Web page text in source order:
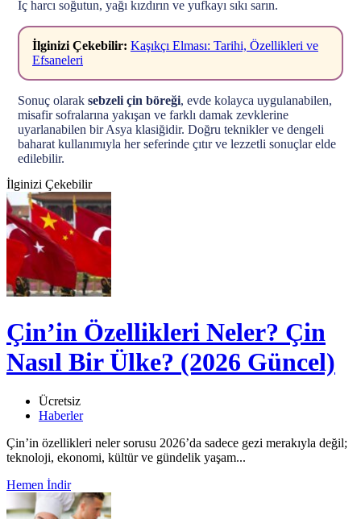
İç harcı soğutun, yağı kızdırın ve yufkayı sıkı sarın.
İlginizi Çekebilir: Kaşıkçı Elması: Tarihi, Özellikleri ve
Efsaneleri
Sonuç olarak sebzeli çin böreği, evde kolayca uygulanabilen,
misafir sofralarına yakışan ve farklı damak zevklerine
uyarlanabilen bir Asya klasiğidir. Doğru teknikler ve dengeli
baharat kullanımıyla her seferinde çıtır ve lezzetli sonuçlar elde
edilebilir.
İlginizi Çekebilir
Çin’in Özellikleri Neler? Çin
Nasıl Bir Ülke? (2026 Güncel)
Ücretsiz
Haberler
Çin’in özellikleri neler sorusu 2026’da sadece gezi merakıyla değil;
teknoloji, ekonomi, kültür ve gündelik yaşam...
Hemen İndir